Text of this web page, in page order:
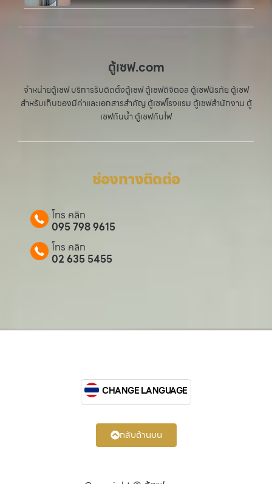
ตู้เซฟ.com
จำหน่ายตู้เซฟ บริการรับติดตั้งตู้เซฟ ตู้เซฟดิจิตอล ตู้เซฟนิรภัย ตู้เซฟ
สำหรับเก็บของมีค่าและเอกสารสำคัญ ตู้เซฟโรงแรม ตู้เซฟสำนักงาน ตู้
เซฟกันน้ำ ตู้เซฟกันไฟ
ช่องทางติดต่อ
โทร คลิก
095 798 9615
โทร คลิก
02 635 5455
CHANGE LANGUAGE
กลับด้านบน